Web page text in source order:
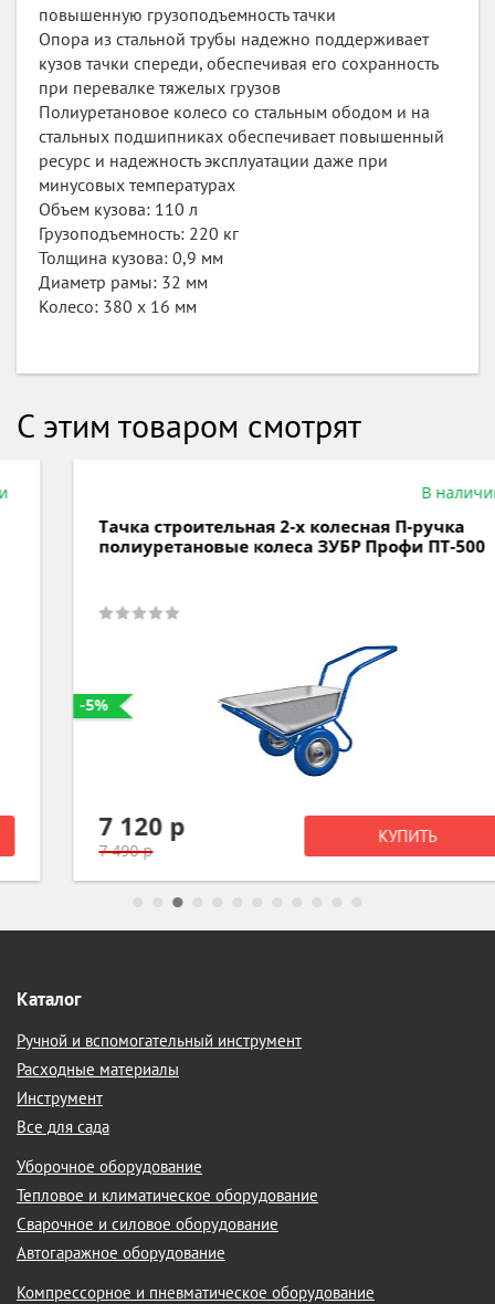
повышенную грузоподъемность тачки
Опора из стальной трубы надежно поддерживает
кузов тачки спереди, обеспечивая его сохранность
при перевалке тяжелых грузов
Полиуретановое колесо со стальным ободом и на
стальных подшипниках обеспечивает повышенный
ресурс и надежность эксплуатации даже при
минусовых температурах
Объем кузова: 110 л
Грузоподъемность: 220 кг
Толщина кузова: 0,9 мм
Диаметр рамы: 32 мм
Колесо: 380 х 16 мм
С этим товаром смотрят
В наличии
Тачка строительная 2-х колесная П-ручка
полиуретановые колеса ЗУБР Профи ПТ-500
7 120 р КУПИТЬ
Каталог
Ручной и вспомогательный инструмент
Расходные материалы
Инструмент
Все для сада
Уборочное оборудование
Тепловое и климатическое оборудование
Сварочное и силовое оборудование
Автогаражное оборудование
Компрессорное и пневматическое оборудование